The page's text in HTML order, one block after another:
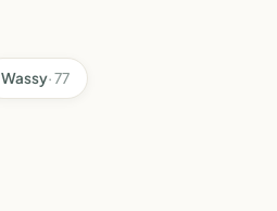
Wassy· 77